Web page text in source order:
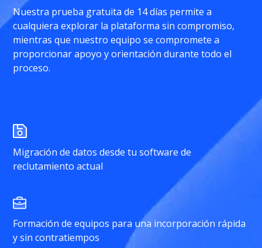
Nuestra prueba gratuita de 14 días permite a
cualquiera explorar la plataforma sin compromiso,
mientras que nuestro equipo se compromete a
proporcionar apoyo y orientación durante todo el
proceso.
Migración de datos desde tu software de
reclutamiento actual
Formación de equipos para una incorporación rápida
y sin contratiempos